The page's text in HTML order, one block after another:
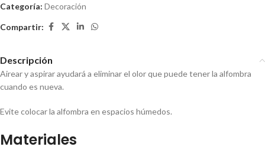
Categoría: Decoración
Compartir:
Descripción
Airear y aspirar ayudará a eliminar el olor que puede tener la alfombra
cuando es nueva.
Evite colocar la alfombra en espacios húmedos.
Materiales